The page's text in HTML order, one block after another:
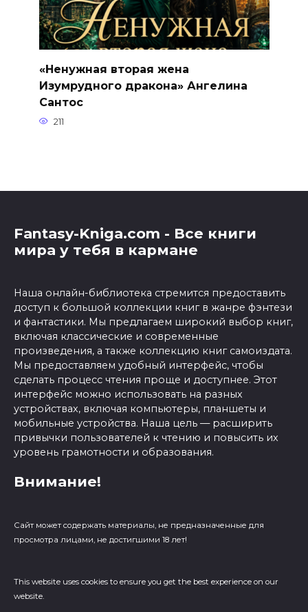
«Ненужная вторая жена
Изумрудного дракона» Ангелина
Сантос
211
Fantasy-Kniga.com - Все книги
мира у тебя в кармане
Наша онлайн-библиотека стремится предоставить
доступ к большой коллекции книг в жанре фэнтези
и фантастики. Мы предлагаем широкий выбор книг,
включая классические и современные
произведения, а также коллекцию книг самоиздата.
Мы предоставляем удобный интерфейс, чтобы
сделать процесс чтения проще и доступнее. Этот
интерфейс можно использовать на разных
устройствах, включая компьютеры, планшеты и
мобильные устройства. Наша цель — расширить
привычки пользователей к чтению и повысить их
уровень грамотности и образования.
Внимание!
Сайт может содержать материалы, не предназначенные для
просмотра лицами, не достигшими 18 лет!
This website uses cookies to ensure you get the best experience on our
website.